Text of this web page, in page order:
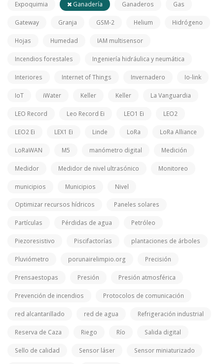
Expoquimia Ganadería Ganaderos Gas
Gateway Granja GSM-2 Helium Hidrógeno
Hojas Humedad IAM multisensor
Incendios forestales Ingeniería hidráulica y neumática
Interiores Internet of Things Invernadero Io-link
IoT iWater Keller Keller La Vanguardia
LEO Record Leo Record Ei LEO1 Ei LEO2
LEO2 Ei LEX1 Ei Linde LoRa LoRa Alliance
LoRaWAN M5 manómetro digital Medición
Medidor Medidor de nivel ultrasónico Monitoreo
municipios Municipios Nivel
Optimizar recursos hídricos Paneles solares
Partículas Pérdidas de agua Petróleo
Piezoresistivo Piscifactorías plantaciones de árboles
Pluviómetro porunairelimpio.org Precisión
Prensaestopas Presión Presión atmosférica
Prevención de incendios Protocolos de comunicación
red alcantarillado red de agua Refrigeración industrial
Reserva de Caza Riego Río Salida digital
Sello de calidad Sensor láser Sensor miniaturizado